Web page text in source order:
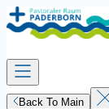
Zum
Inhalt
springen
Back To Main